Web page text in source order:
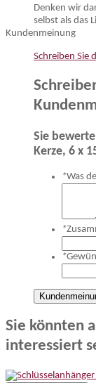
Denken wir
selbst als das
Kundenmeinung
Schreiben Sie
Sie
Kerze, 6 x
*Was
*
*
Sie könnten
interessiert